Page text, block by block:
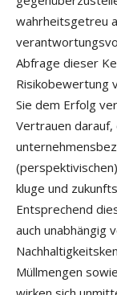
wahrheitsgetreu
Abfrage dieser
Risikobewertung
Sie dem Erfolg
Vertrauen darauf,
kluge und
Entsprechend
auch unabhängig
Müllmengen